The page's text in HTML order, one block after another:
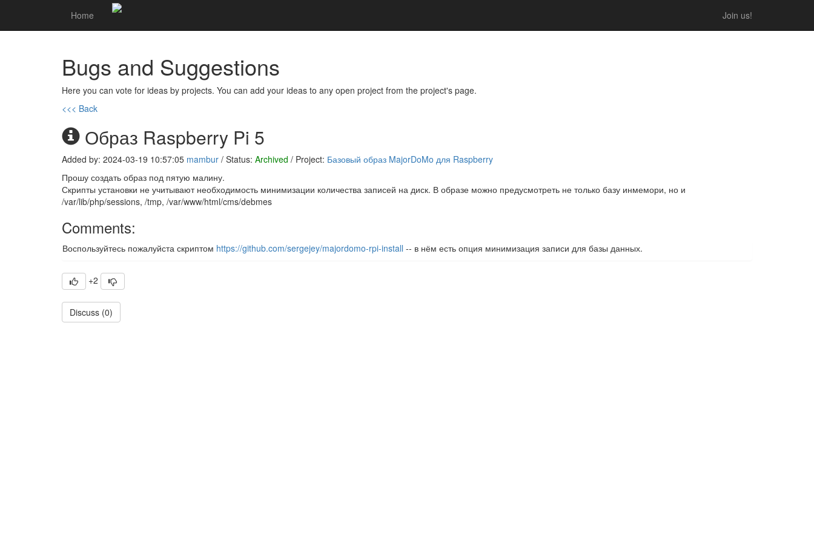
Home Join us!
Bugs and Suggestions
Here you can vote for ideas by projects. You can add your ideas to any open project from the project's page.
<<< Back
Образ Raspberry Pi 5
Added by: 2024-03-19 10:57:05 mambur / Status: Archived / Project: Базовый образ MajorDoMo для Raspberry
Прошу создать образ под пятую малину.
Скрипты установки не учитывают необходимость минимизации количества записей на диск. В образе можно предусмотреть не только базу инмемори, но и
/var/lib/php/sessions, /tmp, /var/www/html/cms/debmes
Comments:
Воспользуйтесь пожалуйста скриптом https://github.com/sergejey/majordomo-rpi-install -- в нём есть опция минимизация записи для базы данных.
+2
Discuss (0)